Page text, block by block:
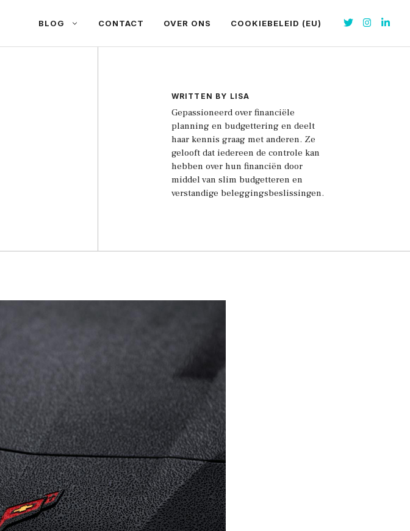
BLOG CONTACT OVER ONS COOKIEBELEID (EU)
WRITTEN BY LISA
Gepassioneerd over financiële
planning en budgettering en deelt
haar kennis graag met anderen. Ze
gelooft dat iedereen de controle kan
hebben over hun financiën door
middel van slim budgetteren en
verstandige beleggingsbeslissingen.